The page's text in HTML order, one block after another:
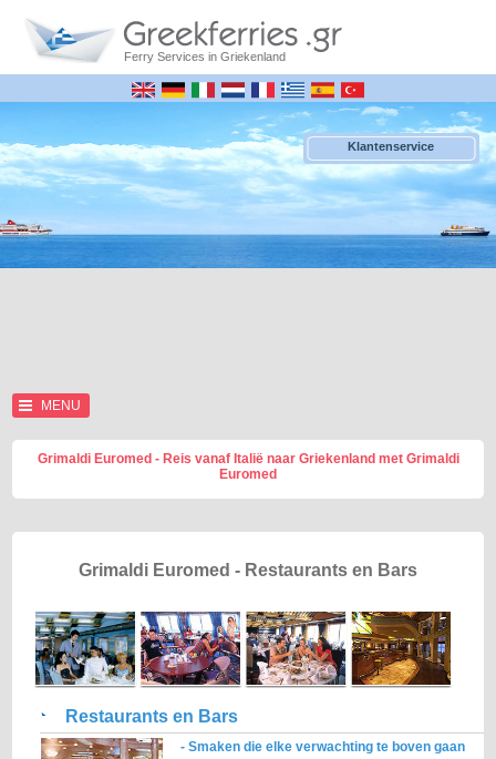
Ferry Services in Griekenland
Klantenservice
MENU
Grimaldi Euromed - Reis vanaf Italië naar Griekenland met Grimaldi
Euromed
Grimaldi Euromed - Restaurants en Bars
Restaurants en Bars
- Smaken die elke verwachting te boven gaan